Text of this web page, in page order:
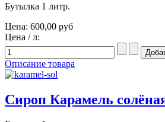
Бутылка 1 литр.
Цена: 600,00 руб
Цена / л:
Описание товара
Сироп Карамель